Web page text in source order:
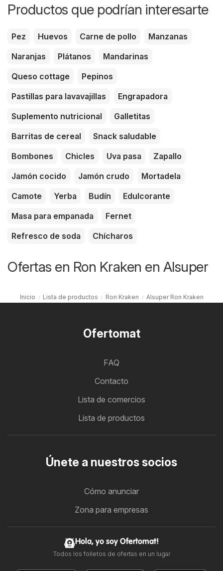
Productos que podrían interesarte
Pez Huevos Carne de pollo
Manzanas
Naranjas
Plátanos
Mandarinas
Queso cottage
Pepinos
Pastillas para lavavajillas
Engrapadora
Suplemento nutricional
Galletitas
Barritas de cereal
Snack saludable
Bombones
Chicles Uva pasa
Zapallo
Jamón cocido
Jamón crudo
Mortadela
Camote
Yerba Budín
Edulcorante
Masa para empanada
Fernet
Refresco de soda
Chícharos
Ofertas en Ron Kraken en Alsuper
Inicio Lista de productos Ron Kraken Alsuper Ron Kraken
Ofertomat
FAQ
Contacto
Lista de comercios
Lista de productos
Únete a nuestros socios
Cómo anunciar
Zona para empresas
Hola, yo soy Ofertomat!
Todos los folletos de ofertas en un lugar